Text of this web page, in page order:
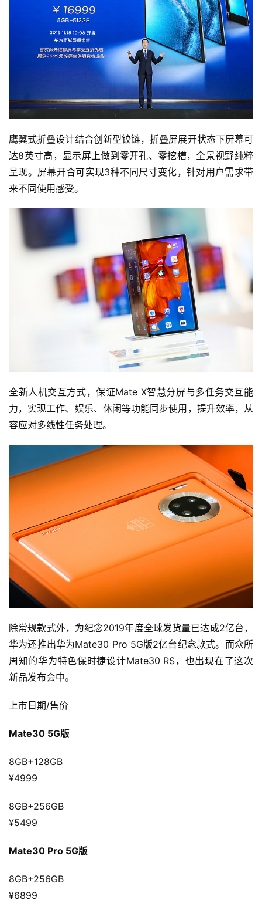
鹰翼式折叠设计结合创新型铰链，折叠屏展开状态下屏幕可
达8英寸高，显示屏上做到零开孔、零挖槽，全景视野纯粹
呈现。屏幕开合可实现3种不同尺寸变化，针对用户需求带
来不同使用感受。
全新人机交互方式，保证Mate X智慧分屏与多任务交互能
力，实现工作、娱乐、休闲等功能同步使用，提升效率，从
容应对多线性任务处理。
除常规款式外，为纪念2019年度全球发货量已达成2亿台，
华为还推出华为Mate30 Pro 5G版2亿台纪念款式。而众所
周知的华为特色保时捷设计Mate30 RS，也出现在了这次
新品发布会中。
上市日期/售价
Mate30 5G版
8GB+128GB
¥4999
8GB+256GB
¥5499
Mate30 Pro 5G版
8GB+256GB
¥6899